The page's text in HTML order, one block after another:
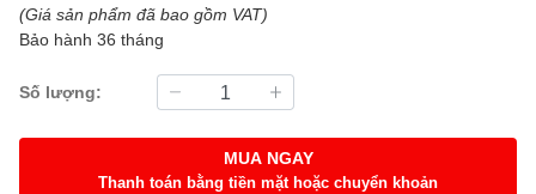
(Giá sản phẩm đã bao gồm VAT)
Bảo hành 36 tháng
Số lượng:
MUA NGAY
Thanh toán bằng tiền mặt hoặc chuyển khoản